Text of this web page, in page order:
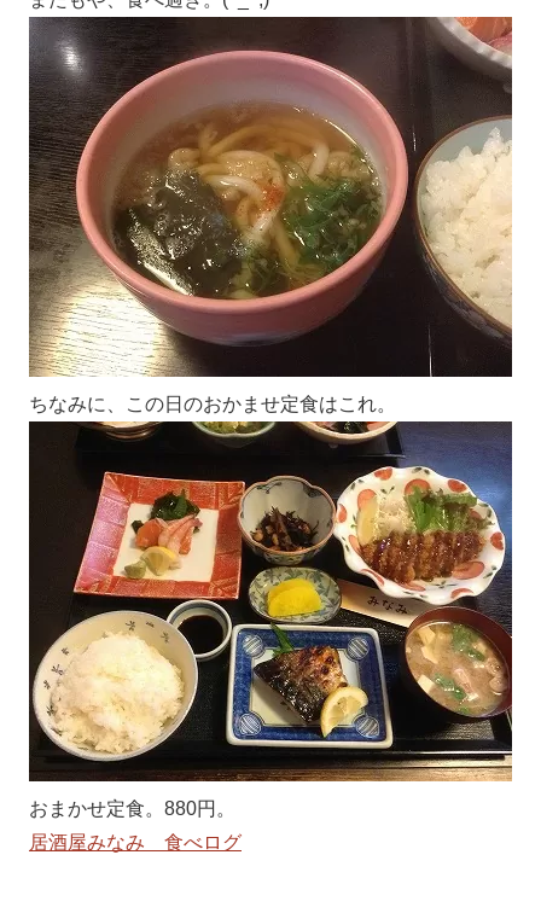
ちなみに、この日のおかませ定食はこれ。
おまかせ定食。880円。
居酒屋みなみ 食べログ